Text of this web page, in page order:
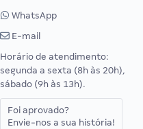
WhatsApp
E-mail
Horário de atendimento:
segunda a sexta (8h às 20h),
sábado (9h às 13h).
Foi aprovado?
Envie-nos a sua história!